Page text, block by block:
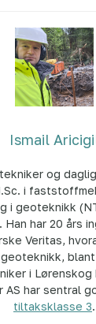
Ismail
og
i
i geoteknikk
Han har 20 års
Veritas,
i Lørenskog
AS har sentral
tiltaksklasse 3.